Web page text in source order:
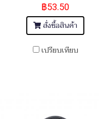
฿53.50
สั่งซื้อสินค้า
เปรียบเทียบ